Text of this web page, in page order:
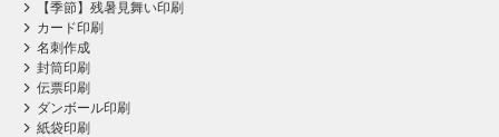
【季節】残暑見舞い印刷
カード印刷
名刺作成
封筒印刷
伝票印刷
ダンボール印刷
紙袋印刷